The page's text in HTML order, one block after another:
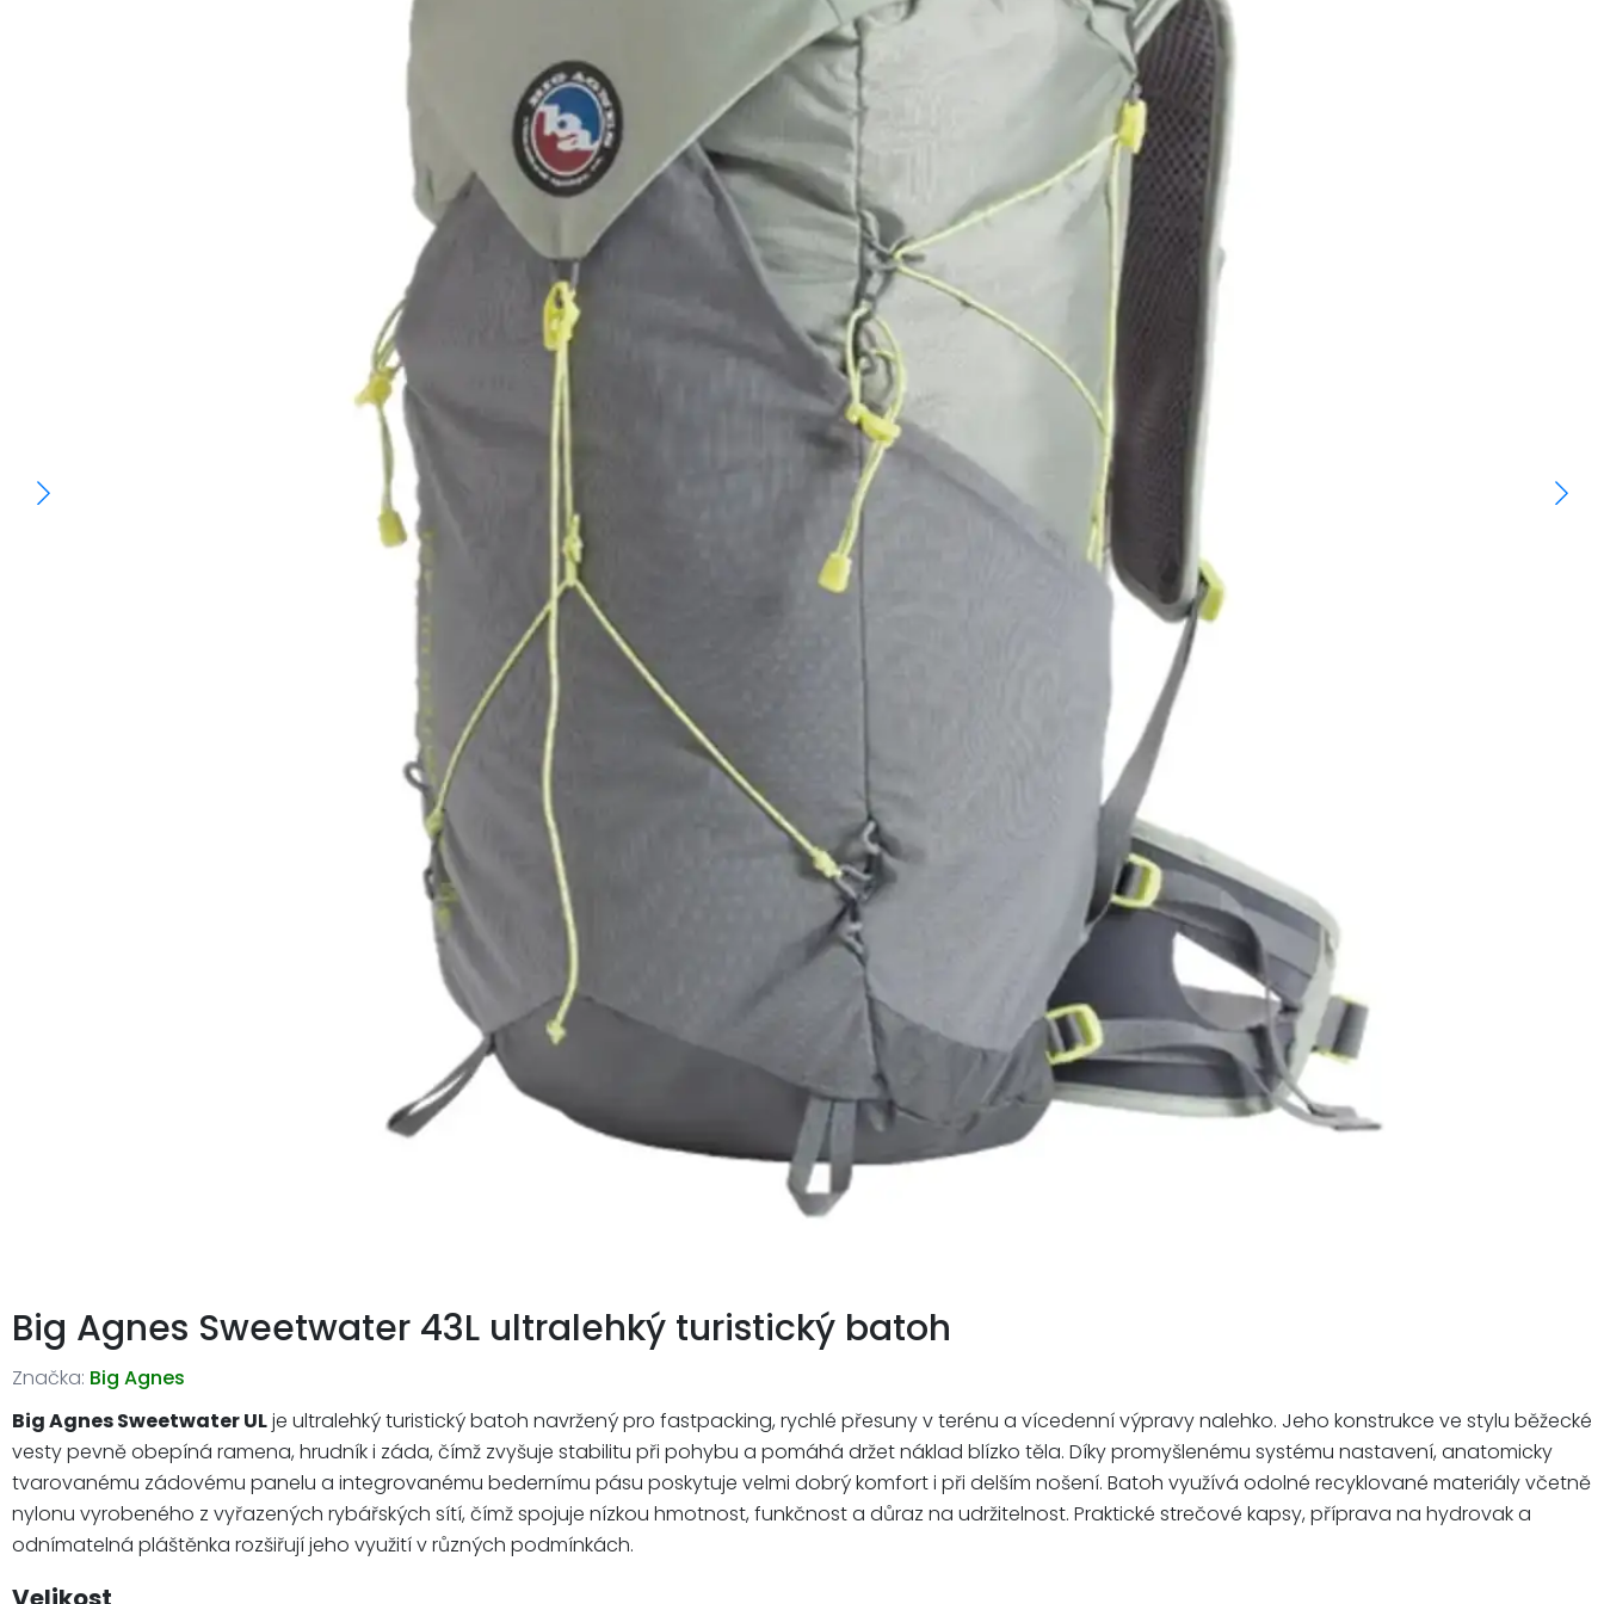
Big Agnes Sweetwater 43L ultralehký turistický batoh
Značka: Big Agnes
Big Agnes Sweetwater ULje ultralehký turistický batoh navržený pro fastpacking, rychlé přesuny v terénu a vícedenní výpravy nalehko. Jeho konstrukce ve stylu běžecké
vesty pevně obepíná ramena, hrudník i záda, čímž zvyšuje stabilitu při pohybu a pomáhá držet náklad blízko těla. Díky promyšlenému systému nastavení, anatomicky
tvarovanému zádovému panelu a integrovanému bedernímu pásu poskytuje velmi dobrý komfort i při delším nošení. Batoh využívá odolné recyklované materiály včetně
nylonu vyrobeného z vyřazených rybářských sítí, čímž spojuje nízkou hmotnost, funkčnost a důraz na udržitelnost. Praktické strečové kapsy, příprava na hydrovak a
odnímatelná pláštěnka rozšiřují jeho využití v různých podmínkách.